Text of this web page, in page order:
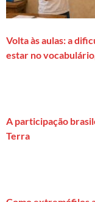
Volta às aulas: a
estar no
A participação
Terra